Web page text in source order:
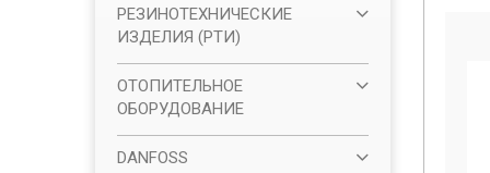
РЕЗИНОТЕХНИЧЕСКИЕ
ИЗДЕЛИЯ (РТИ)
ОТОПИТЕЛЬНОЕ
ОБОРУДОВАНИЕ
DANFOSS